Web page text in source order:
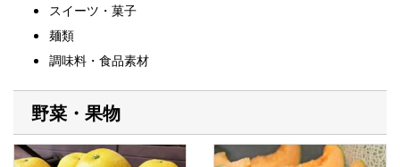
スイーツ・菓子
麺類
調味料・食品素材
野菜・果物